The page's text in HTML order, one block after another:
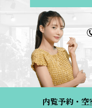
内覧予約・